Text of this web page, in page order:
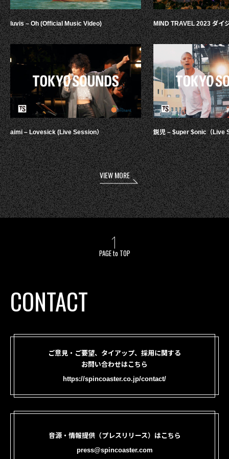
luvis – Oh (Official Music Video)
aimi – Lovesick (Live Session）
MIND TRAVEL 2023 ダイ
鋭児 – $uper $onic（Live
VIEW MORE
PAGE to TOP
CONTACT
ご意見・ご要望、タイアップ、採用に関する
お問い合わせはこちら
https://spincoaster.co.jp/contact/
音源・情報提供（プレスリリース）はこちら
press@spincoaster.com